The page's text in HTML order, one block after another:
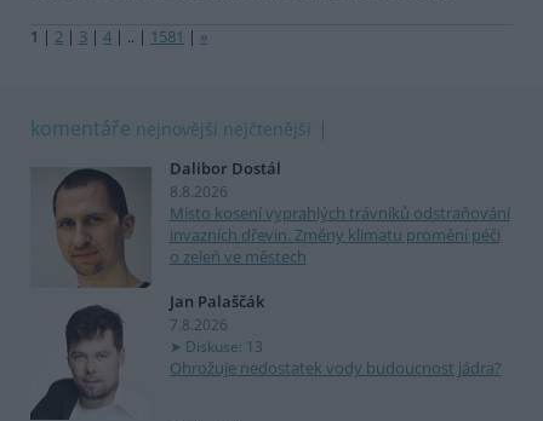
1 | 2 | 3 | 4 | .. | 1581 | »
komentáře nejnovější nejčtenější
Dalibor Dostál
8.8.2026
Místo kosení vyprahlých trávníků odstraňování
invazních dřevin. Změny klimatu promění péči
o zeleň ve městech
Jan Palaščák
7.8.2026
Diskuse: 13
Ohrožuje nedostatek vody budoucnost jádra?